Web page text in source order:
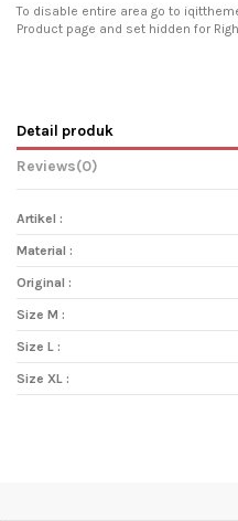
To disable entire area go to
Product page and set hidden for
Detail produk
Reviews(0)
Artikel :
Material :
Original :
Size M :
Size L :
Size XL :